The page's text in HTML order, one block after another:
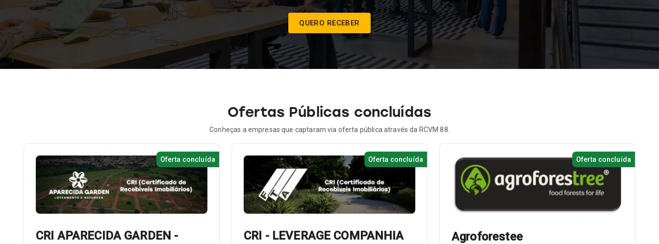
QUERO RECEBER
Ofertas Públicas concluídas
Conheças a empresas que captaram via oferta pública através da RCVM 88.
CRI APARECIDA GARDEN -
Oferta concluída
CRI - LEVERAGE COMPANHIA
Oferta concluída
Agroforestee
Oferta concluída